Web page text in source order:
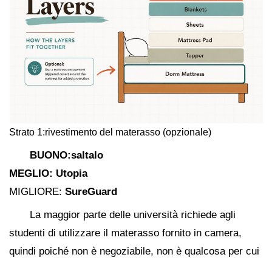
Strato 1:rivestimento del materasso (opzionale)
BUONO:saltalo
MEGLIO: Utopia
MIGLIORE: SureGuard
La maggior parte delle università richiede agli
studenti di utilizzare il materasso fornito in camera,
quindi poiché non è negoziabile, non è qualcosa per cui